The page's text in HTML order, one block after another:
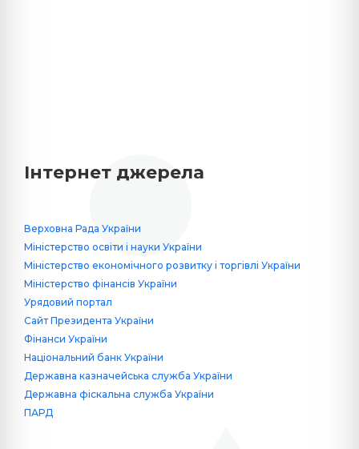
Інтернет джерела
Верховна Рада України
Міністерство освіти і науки України
Міністерство економічного розвитку і торгівлі України
Міністерство фінансів України
Урядовий портал
Сайт Президента України
Фінанси України
Національний банк України
Державна казначейська служба України
Державна фіскальна служба України
ПАРД